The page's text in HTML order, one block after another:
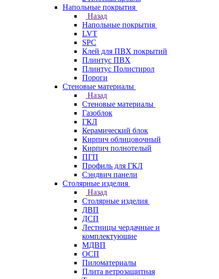
Напольные покрытия
Назад
Напольные покрытия
LVT
SPC
Клей для ПВХ покрытий
Плинтус ПВХ
Плинтус Полистирол
Пороги
Стеновые материалы
Назад
Стеновые материалы
Газоблок
ГКЛ
Керамический блок
Кирпич облицовочный
Кирпич полнотелый
ПГП
Профиль для ГКЛ
Сэндвич панели
Столярные изделия
Назад
Столярные изделия
ДВП
ДСП
Лестницы чердачные и
комплектующие
МДВП
ОСП
Пиломатериалы
Плита ветрозащитная